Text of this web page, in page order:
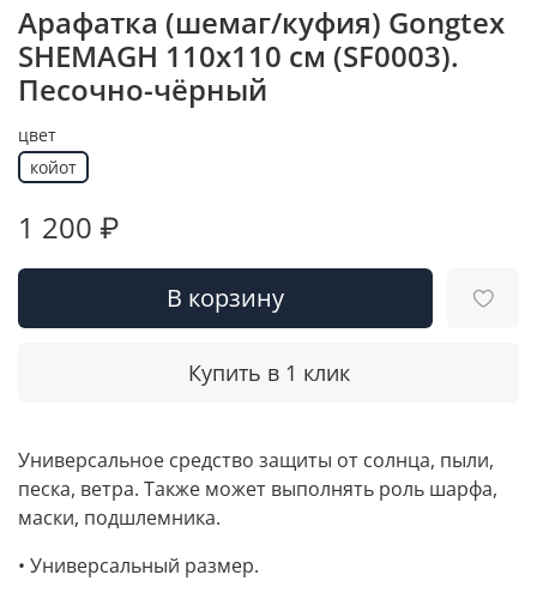
Арафатка (шемаг/куфия) Gongtex
SHEMAGH 110х110 см (SF0003).
Песочно-чёрный
цвет
койот
1 200 ₽
В корзину
Купить в 1 клик
Универсальное средство защиты от солнца, пыли,
песка, ветра. Также может выполнять роль шарфа,
маски, подшлемника.
• Универсальный размер.